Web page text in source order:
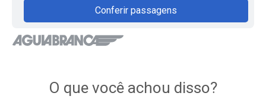
Conferir passagens
O que você achou disso?